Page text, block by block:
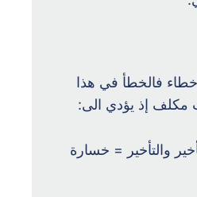
فالخطأ في هذا
مكلف إذ يؤدي الى:
والتأخير = خسارة